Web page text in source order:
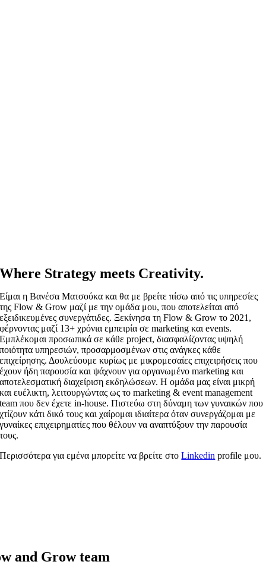
Where Strategy meets Creativity.
Είμαι η Βανέσα Ματσούκα και θα με βρείτε πίσω από τις υπηρεσίες
της Flow & Grow μαζί με την ομάδα μου, που αποτελείται από
εξειδικευμένες συνεργάτιδες. Ξεκίνησα τη Flow & Grow το 2021,
φέρνοντας μαζί 13+ χρόνια εμπειρία σε marketing και events.
Εμπλέκομαι προσωπικά σε κάθε project, διασφαλίζοντας υψηλή
ποιότητα υπηρεσιών, προσαρμοσμένων στις ανάγκες κάθε
επιχείρησης. Δουλεύουμε κυρίως με μικρομεσαίες επιχειρήσεις που
έχουν ήδη παρουσία και ψάχνουν για οργανωμένο marketing και
αποτελεσματική διαχείριση εκδηλώσεων. Η ομάδα μας είναι μικρή
και ευέλικτη, λειτουργώντας ως το marketing & event management
team που δεν έχετε in-house. Πιστεύω στη δύναμη των γυναικών που
χτίζουν κάτι δικό τους και χαίρομαι ιδιαίτερα όταν συνεργάζομαι με
γυναίκες επιχειρηματίες που θέλουν να αναπτύξουν την παρουσία
τους.
Περισσότερα για εμένα μπορείτε να βρείτε στοLinkedin profile μου.
and Grow team